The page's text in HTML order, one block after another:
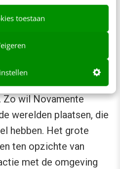
toestaan
in
Novamente, schreef
over het verbinden van
met de mogelijkheden
Zo wil Novamente
werelden plaatsen, die
hebben. Het grote
ten opzichte van
met de omgeving